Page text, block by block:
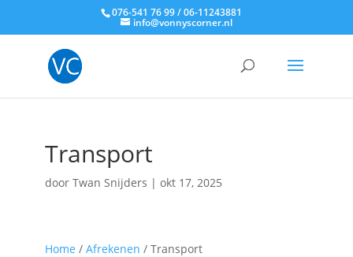
076-541 76 99 / 06-11243881
info@vonnyscorner.nl
Transport
door Twan Snijders | okt 17, 2025
Home / Afrekenen / Transport